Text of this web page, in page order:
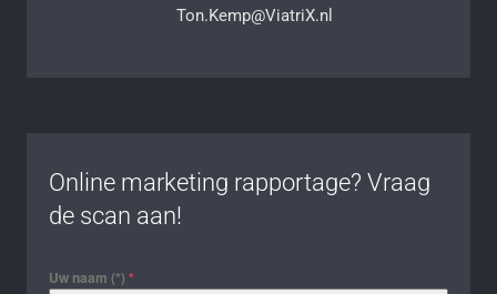
Ton.Kemp@ViatriX.nl
Online marketing rapportage? Vraag
de scan aan!
Uw naam (*) *